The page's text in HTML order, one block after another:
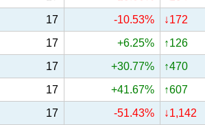
17 -10.53%
↓172
17 +6.25%
↑126
17 +30.77%
↑470
17 +41.67%
↑607
17 -51.43%
↓1,142